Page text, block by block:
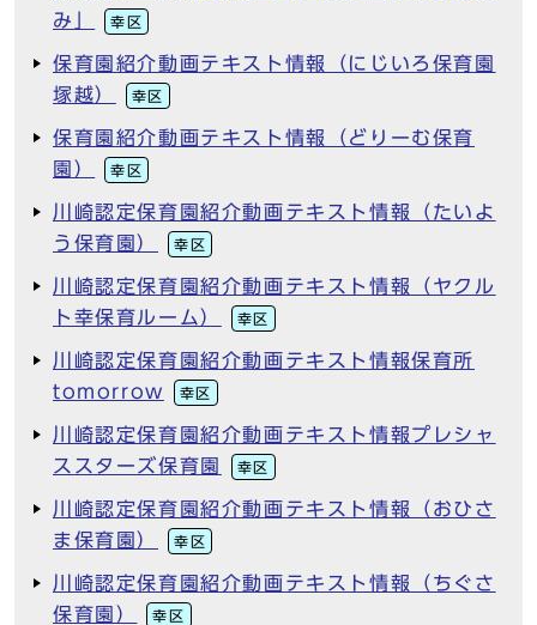
み」
幸区
保育園紹介動画テキスト情報（にじいろ保育園
塚越）
幸区
保育園紹介動画テキスト情報（どりーむ保育
園）
幸区
川崎認定保育園紹介動画テキスト情報（たいよ
う保育園）
幸区
川崎認定保育園紹介動画テキスト情報（ヤクル
ト幸保育ルーム）
幸区
川崎認定保育園紹介動画テキスト情報保育所
tomorrow
幸区
川崎認定保育園紹介動画テキスト情報プレシャ
ススターズ保育園
幸区
川崎認定保育園紹介動画テキスト情報（おひさ
ま保育園）
幸区
川崎認定保育園紹介動画テキスト情報（ちぐさ
保育園）
幸区